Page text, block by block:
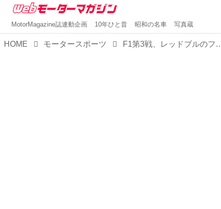
MotorMagazine誌連動企画 10年ひと昔 昭和の名車 写真蔵
HOME モータースポーツ F1第3戦、レッドブルのフェルスタッペンがポールを獲得、